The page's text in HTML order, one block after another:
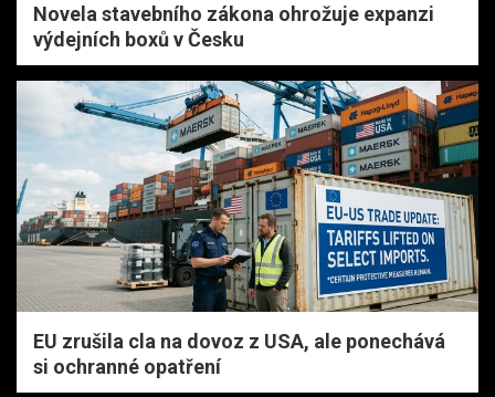
Novela stavebního zákona ohrožuje expanzi
výdejních boxů v Česku
EU zrušila cla na dovoz z USA, ale ponechává
si ochranné opatření